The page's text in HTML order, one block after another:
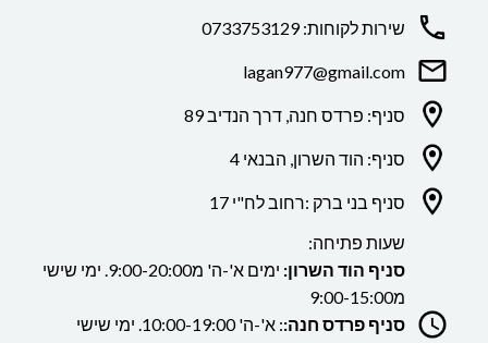
שירות לקוחות: 0733753129
lagan977@gmail.com
סניף: פרדס חנה, דרך הנדיב 89
סניף: הוד השרון, הבנאי 4
סניף בני ברק :רחוב לח"י 17
שעות פתיחה:
סניף הוד השרון:
ימים א'-ה' מ9:00-20:00. ימי שישי
מ9:00-15:00
סניף פרדס חנה:
: א'-ה' 10:00-19:00. ימי שישי